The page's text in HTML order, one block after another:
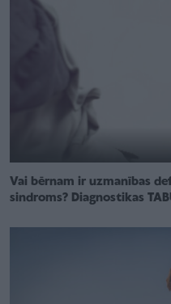
Vai bērnam ir uzmanības
sindroms? Diagnostikas